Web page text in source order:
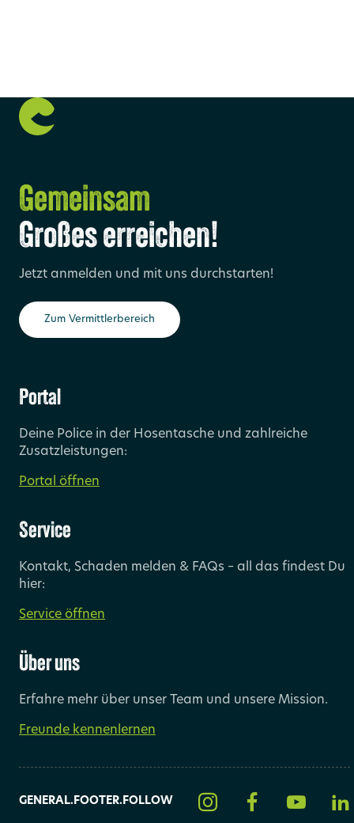
Portal
Deine Police in der Hosentasche und zahlreiche
Zusatzleistungen:
Portal öffnen
Service
Kontakt, Schaden melden & FAQs – all das findest Du
hier:
Service öffnen
Über uns
Erfahre mehr über unser Team und unsere Mission.
Freunde kennenlernen
GENERAL.FOOTER.FOLLOW
Gemeinsam
Großes erreichen!
Jetzt anmelden und mit uns durchstarten!
Zum Vermittlerbereich